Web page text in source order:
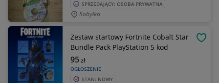
SPRZEDAJĄCY: OSOBA PRYWATNA
Kobyłka
Zestaw startowy Fortnite Cobalt Star
Bundle Pack PlayStation 5 kod
OGŁOSZENIE
95zł
STAN: NOWY